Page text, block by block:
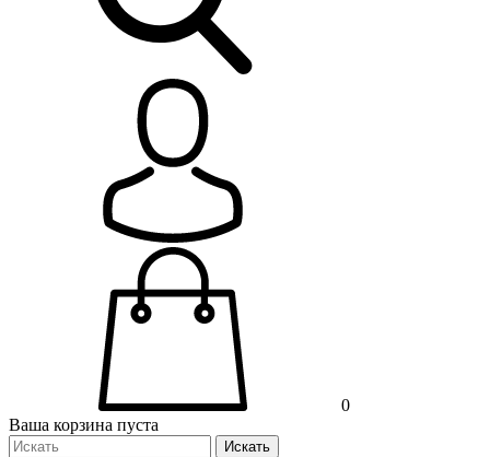
0
Ваша корзина пуста
Искать